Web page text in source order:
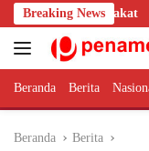
Langsung
ke
konten
Breaking News
Beranda Berita
Beranda Berita